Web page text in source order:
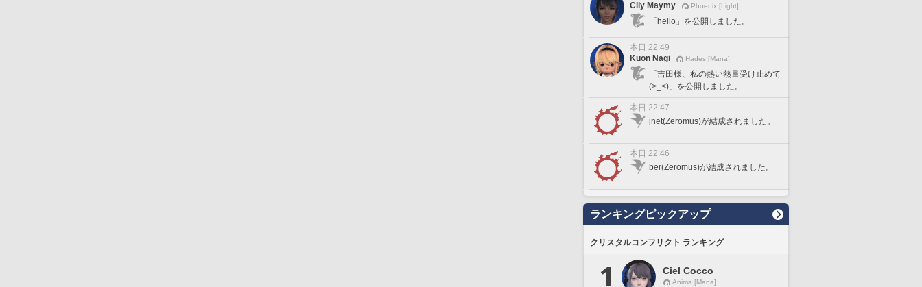
Cily Maymy
Phoenix [Light]
「hello」を公開しました。
本日 22:49
Kuon Nagi
Hades [Mana]
「吉田様、私の熱い熱量受け止めて
(>_<)」を公開しました。
本日 22:47
jnet(Zeromus)が結成されました。
本日 22:46
ber(Zeromus)が結成されました。
ランキングピックアップ
クリスタルコンフリクト ランキング
1 Ciel Cocco
Anima [Mana]